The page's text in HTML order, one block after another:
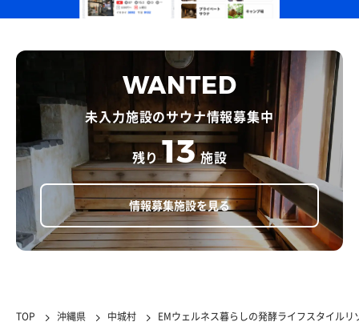
WANTED
未入力施設のサウナ情報募集中
残り 13 施設
情報募集施設を見る
TOP 沖縄県 中城村 EMウェルネス暮らしの発酵ライフスタイルリ